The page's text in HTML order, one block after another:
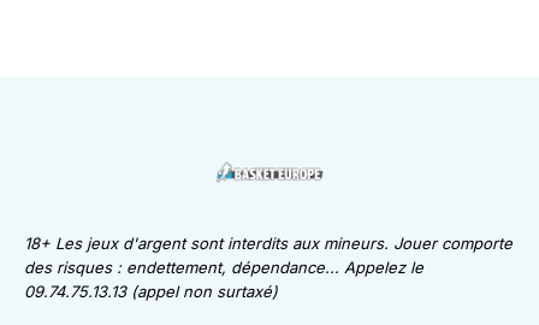
18+ Les jeux d'argent sont interdits aux mineurs. Jouer comporte
des risques : endettement, dépendance... Appelez le
09.74.75.13.13 (appel non surtaxé)